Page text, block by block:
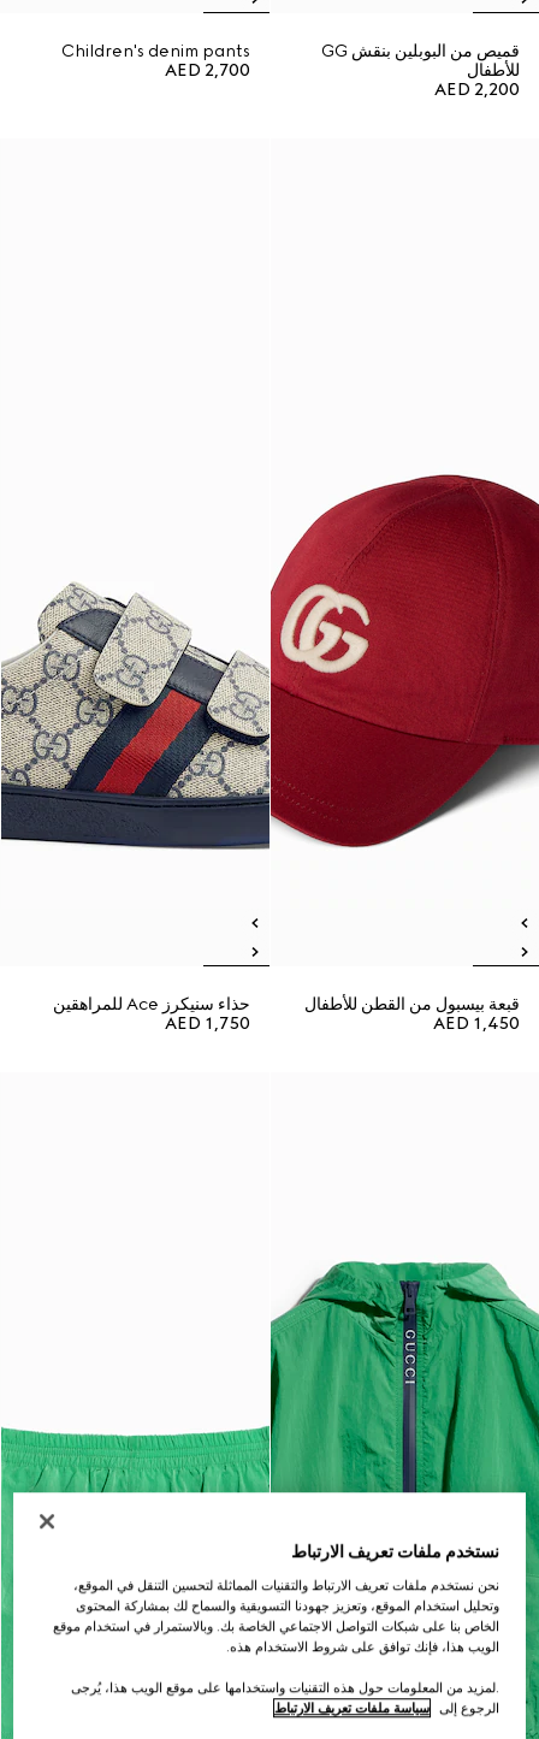
قميص من البوبلين بنقش GG
للأطفال
AED 2,200
Children's denim pants
AED 2,700
قبعة بيسبول من القطن للأطفال
AED 1,450
حذاء سنيكرز Ace للمراهقين
AED 1,750
نستخدم ملفات تعريف الارتباط
نحن نستخدم ملفات تعريف الارتباط والتقنيات المماثلة لتحسين التنقل في الموقع،
وتحليل استخدام الموقع، وتعزيز جهودنا التسويقية والسماح لك بمشاركة المحتوى
الخاص بنا على شبكات التواصل الاجتماعي الخاصة بك. وبالاستمرار في استخدام موقع
الويب هذا، فإنك توافق على شروط الاستخدام هذه.
.لمزيد من المعلومات حول هذه التقنيات واستخدامها على موقع الويب هذا، يُرجى
الرجوع إلى سياسة ملفات تعريف الارتباط